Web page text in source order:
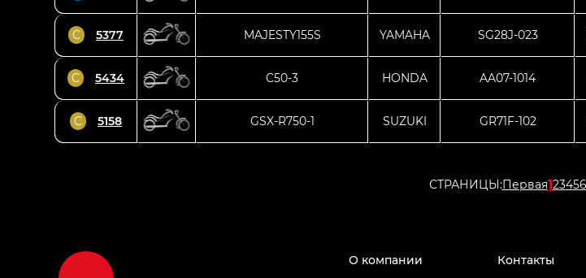
C 5377 MAJESTY155S YAMAHA SG28J-023
C 5434 C50-3 HONDA AA07-1014
C 5158 GSX-R750-1 SUZUKI GR71F-102
СТРАНИЦЫ:Первая123456
О компании Контакты